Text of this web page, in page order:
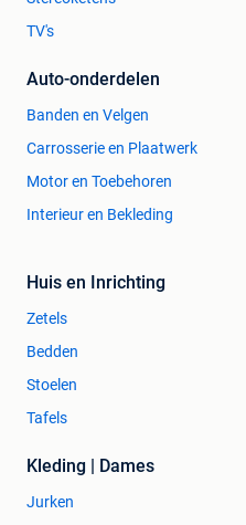
TV's
Auto-onderdelen
Banden en Velgen
Carrosserie en Plaatwerk
Motor en Toebehoren
Interieur en Bekleding
Huis en Inrichting
Zetels
Bedden
Stoelen
Tafels
Kleding | Dames
Jurken